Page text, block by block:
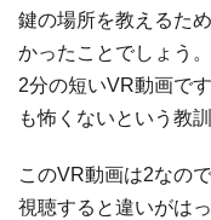
鍵の場所を教えるた
かったことでしょう。
2分の短いVR動画で
も怖くないという教
このVR動画は2なの
視聴すると違いがは